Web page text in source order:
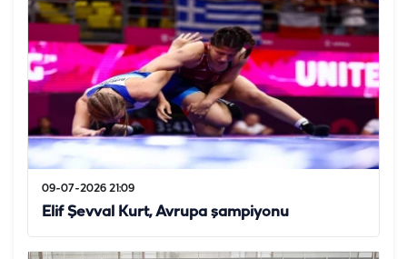
09-07-2026 21:09
Elif Şevval Kurt, Avrupa şampiyonu